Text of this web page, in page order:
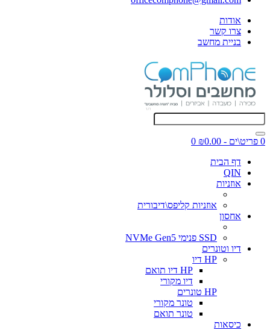
אודות
צרו קשר
בניית מחשב
0 פריט\ים - ₪0.00
0
דף הבית
QIN
אוזניות
אוזניות קליפס\דיבורית
אחסון
SSD פנימי NVMe Gen5
דיו וטונרים
HP דיו
HP דיו תואם
דיו מקורי
HP טונרים
טונר מקורי
טונר תואם
כיסאות